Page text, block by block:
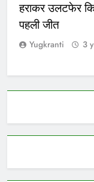
हराकर उलटफेर
पहली जीत
Yugkranti 3